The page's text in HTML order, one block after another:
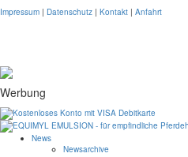
Impressum | Datenschutz | Kontakt | Anfahrt
Werbung
News
Newsarchive